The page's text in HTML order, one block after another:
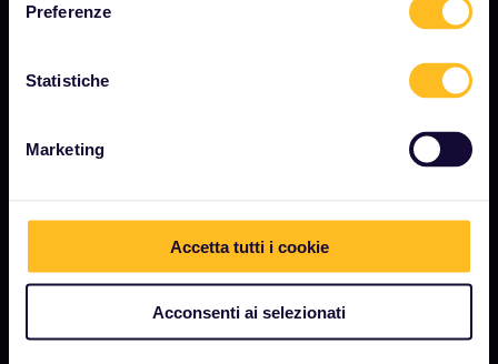
Preferenze
Statistiche
Marketing
Accetta tutti i cookie
Acconsenti ai selezionati
Opportunità di lavoro
Diventa nostro partner
Come utilizzare il Pass